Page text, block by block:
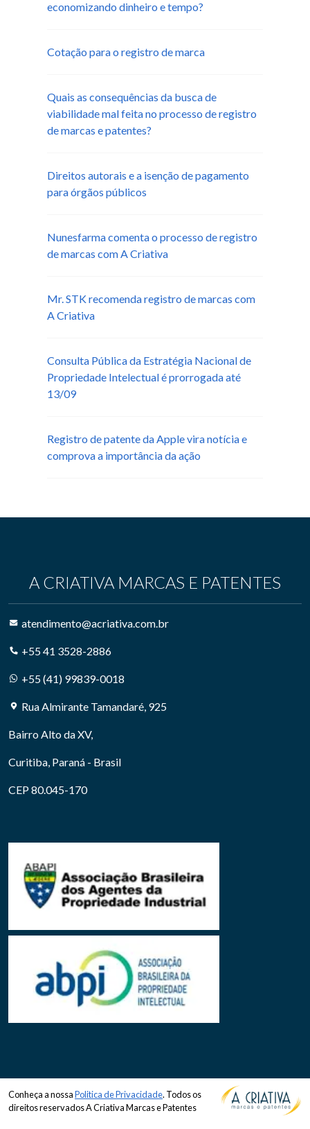
economizando dinheiro e tempo?
Cotação para o registro de marca
Quais as consequências da busca de
viabilidade mal feita no processo de registro
de marcas e patentes?
Direitos autorais e a isenção de pagamento
para órgãos públicos
Nunesfarma comenta o processo de registro
de marcas com A Criativa
Mr. STK recomenda registro de marcas com
A Criativa
Consulta Pública da Estratégia Nacional de
Propriedade Intelectual é prorrogada até
13/09
Registro de patente da Apple vira notícia e
comprova a importância da ação
A CRIATIVA MARCAS E PATENTES
atendimento@acriativa.com.br
+55 41 3528-2886
+55 (41) 99839-0018
Rua Almirante Tamandaré, 925
Bairro Alto da XV,
Curitiba, Paraná - Brasil
CEP 80.045-170
Conheça a nossaPolitica de Privacidade. Todos os
direitos reservados A Criativa Marcas e Patentes